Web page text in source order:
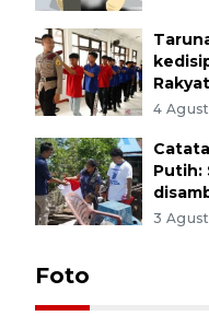
Rakyat
4
Putih:
3
Foto